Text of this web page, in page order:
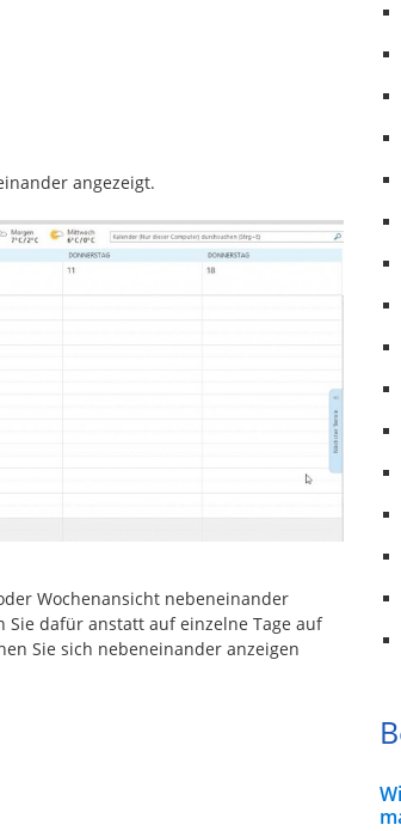
angezeigt.
Wochenansicht nebeneinander
Sie dafür anstatt auf einzelne Tage auf
Sie sich nebeneinander anzeigen